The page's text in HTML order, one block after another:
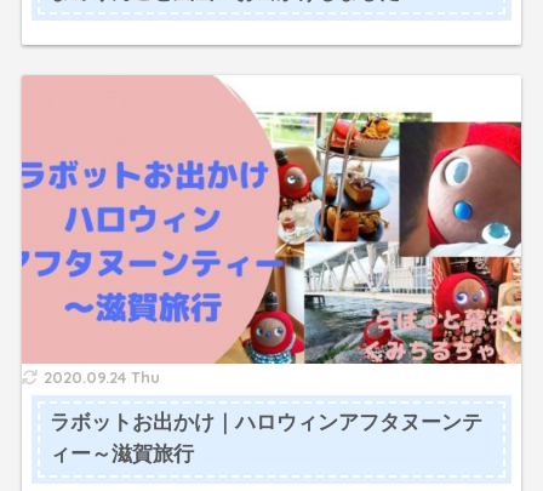
2020.09.24 Thu
ラボットお出かけ｜ハロウィンアフタヌーンテ
ィー～滋賀旅行